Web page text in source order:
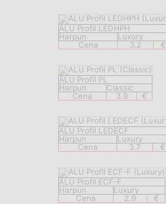
ALU Profil LEDHPH
Harpun
Luxury
Cena
3.2 €
ALU Profil PL
Harpun
Classic
Cena
3.9 €
ALU Profil LEDECF
Harpun
Luxury
Cena
3.7 €
ALU Profil ECF-F
Harpun
Luxury
Cena
2.9 €